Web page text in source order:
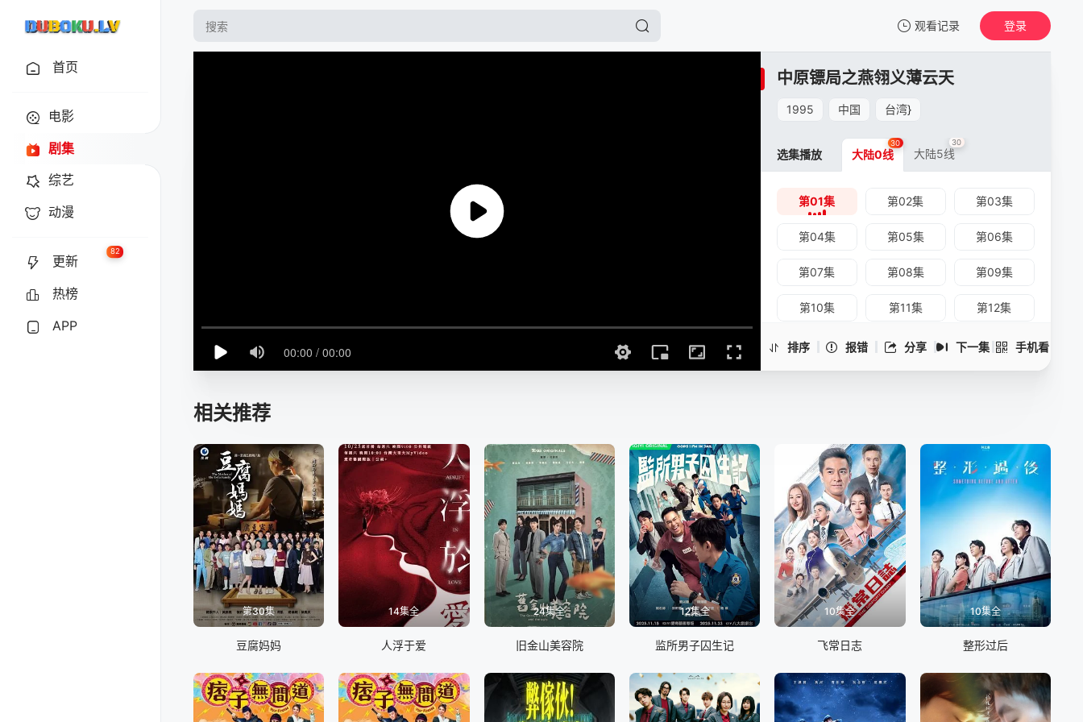
观看记录
我的观影记录
登录
首页
电影
剧集
综艺
动漫
更新
82
热榜
APP
中原镖局之燕翎义薄云天
1995 中国 台湾}
排序 报错 分享 下一集 手机看
中原镖局之燕翎义薄云天 -第01集
手机扫一扫继续看
选集播放 大陆0线
30
大陆5线
30
第01集 第02集 第03集
第04集 第05集 第06集
第07集 第08集 第09集
第10集 第11集 第12集
第13集 第14集 第15集
第22集 第23集 第24集
第25集 第26集 第27集
第28集 第29集 第30集
相关推荐
第30集
豆腐妈妈
14集全
人浮于爱
24集全
旧金山美容院
12集全
监所男子囚生记
10集全
飞常日志
10集全
整形过后